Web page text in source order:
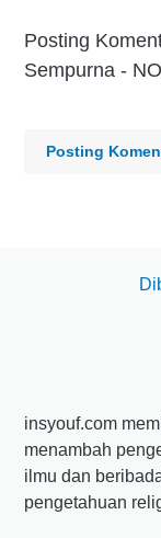
Posting
Sempurna -
Posting
insyouf.com
menambah
ilmu dan
pengetahuan